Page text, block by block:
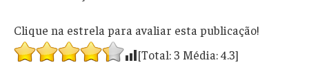
Clique na estrela para avaliar esta publicação!
[Total: 3 Média:4.3]